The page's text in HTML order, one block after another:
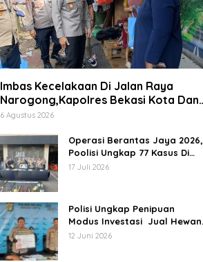
Imbas Kecelakaan Di Jalan Raya
Narogong,Kapolres Bekasi Kota Dan
Para PJU Tinjau TPST Bantargebang
6 Agustus 2026
Operasi Berantas Jaya 2026,
Poolisi Ungkap 77 Kasus Di
Kota Bekasi Dan Amankan 69
17 Juli 2026
Polisi Ungkap Penipuan
Modus Investasi Jual Hewan
Kurban Di Bekasi, Kerugian
12 Juni 2026